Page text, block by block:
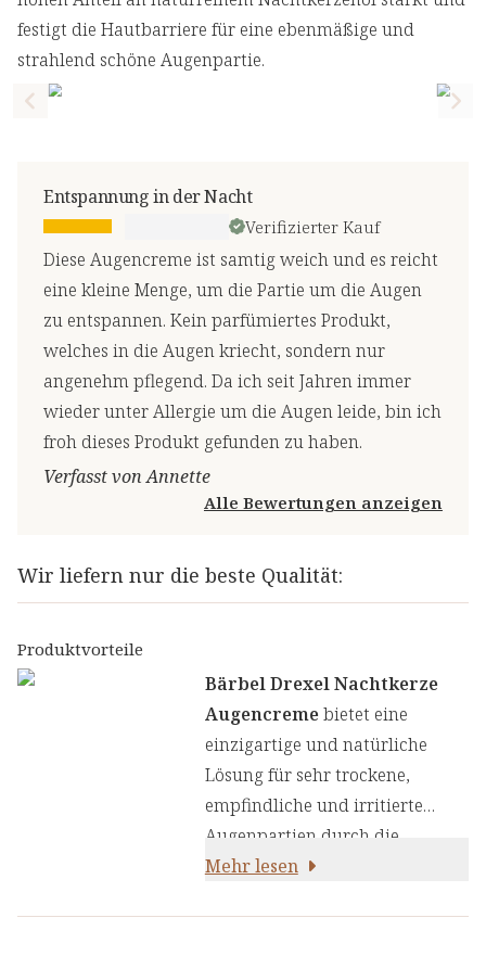
festigt die Hautbarriere für eine ebenmäßige und
strahlend schöne Augenpartie.
Previous slide
Entspannung in der Nacht
Verifizierter Kauf
Diese Augencreme ist samtig weich und es reicht
eine kleine Menge, um die Partie um die Augen
zu entspannen. Kein parfümiertes Produkt,
welches in die Augen kriecht, sondern nur
angenehm pflegend. Da ich seit Jahren immer
wieder unter Allergie um die Augen leide, bin ich
froh dieses Produkt gefunden zu haben.
Verfasst von Annette
Alle Bewertungen anzeigen
Wir liefern nur die beste Qualität:
Produktvorteile
Bärbel Drexel Nachtkerze
Augencremebietet eine
einzigartige und natürliche
Lösung für sehr trockene,
empfindliche und irritierte
Augenpartien durch die
kraftvolle Kombination aus
Mehr lesen